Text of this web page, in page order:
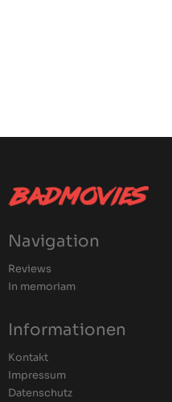
Navigation
Reviews
In memoriam
Informationen
Kontakt
Impressum
Datenschutz